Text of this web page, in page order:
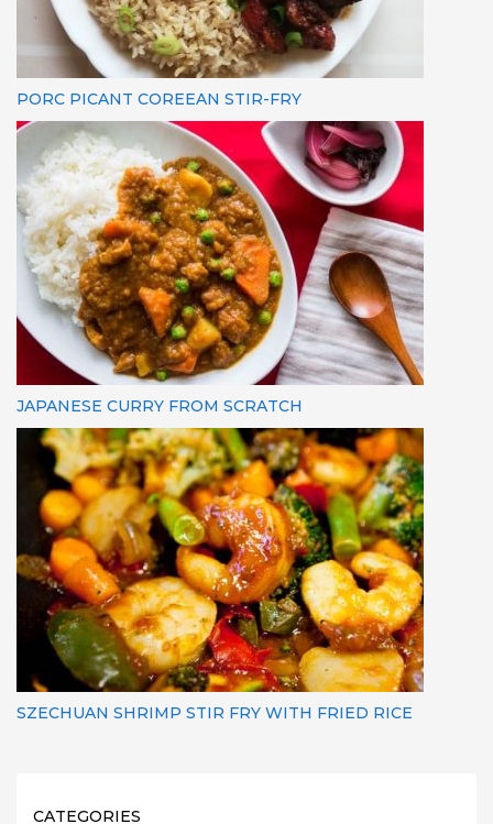
PORC PICANT COREEAN STIR-FRY
JAPANESE CURRY FROM SCRATCH
SZECHUAN SHRIMP STIR FRY WITH FRIED RICE
CATEGORIES